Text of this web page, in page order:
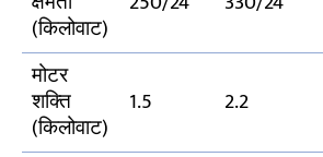
(किलोवाट)
मोटर
शक्ति
(किलोवाट)
1.5 2.2